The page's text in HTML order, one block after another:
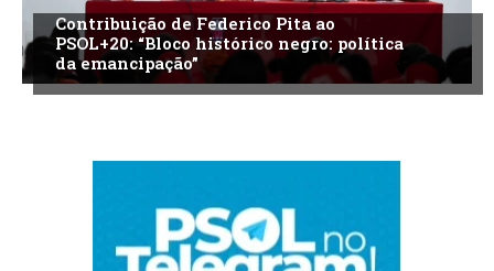
Contribuição de Federico Pita ao
PSOL+20: “Bloco histórico negro: política
da emancipação”